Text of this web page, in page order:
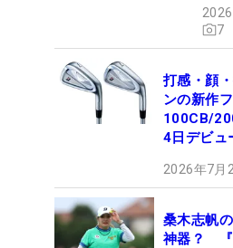
7
打感・顔
ンの新作
100CB/
4日デビュ
2026年7月
桑木志帆
神器？ 『